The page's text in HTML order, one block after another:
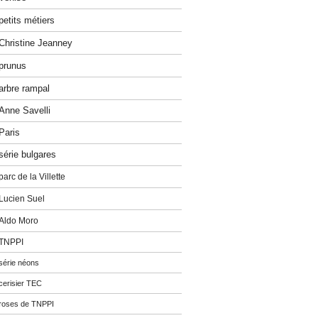
métiers
Jeanney
rampal
Savelli
Paris
bulgares
de la Villette
Lucien Suel
Moro
néons
TEC
de TNPPI